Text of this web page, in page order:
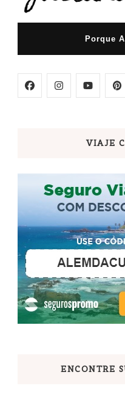
Porque
VIAJE
ENCONTRE